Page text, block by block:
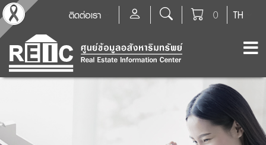
TH
0
ติดต่อเรา